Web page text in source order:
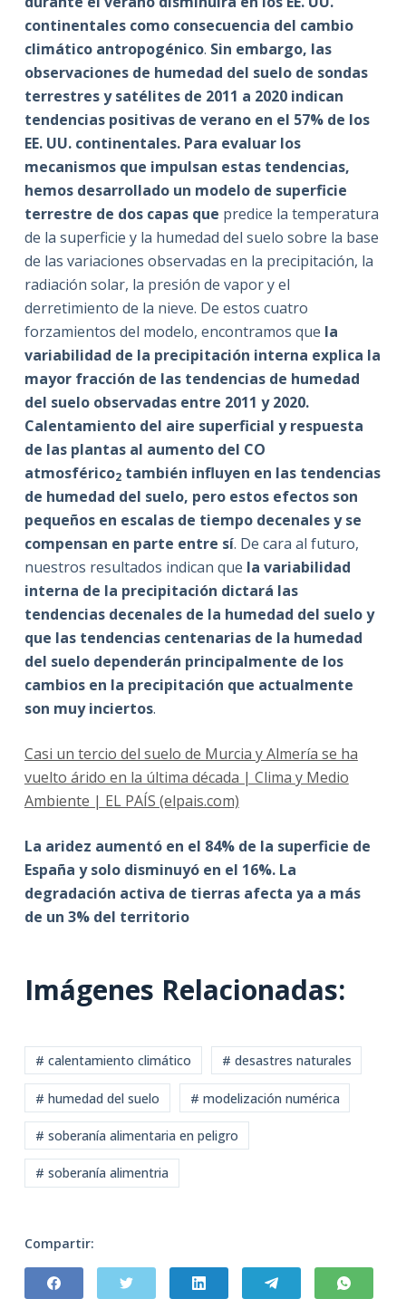
continentales como consecuencia del cambio
climático antropogénico. Sin embargo, las
observaciones de humedad del suelo de sondas
terrestres y satélites de 2011 a 2020 indican
tendencias positivas de verano en el 57% de los
EE. UU. continentales. Para evaluar los
mecanismos que impulsan estas tendencias,
hemos desarrollado un modelo de superficie
terrestre de dos capas que predice la temperatura
de la superficie y la humedad del suelo sobre la base
de las variaciones observadas en la precipitación, la
radiación solar, la presión de vapor y el
derretimiento de la nieve. De estos cuatro
forzamientos del modelo, encontramos que la
variabilidad de la precipitación interna explica la
mayor fracción de las tendencias de humedad
del suelo observadas entre 2011 y 2020.
Calentamiento del aire superficial y respuesta
de las plantas al aumento del CO
atmosférico2también influyen en las tendencias
de humedad del suelo, pero estos efectos son
pequeños en escalas de tiempo decenales y se
compensan en parte entre sí. De cara al futuro,
nuestros resultados indican que la variabilidad
interna de la precipitación dictará las
tendencias decenales de la humedad del suelo y
que las tendencias centenarias de la humedad
del suelo dependerán principalmente de los
cambios en la precipitación que actualmente
son muy inciertos.
Casi un tercio del suelo de Murcia y Almería se ha
vuelto árido en la última década | Clima y Medio
Ambiente | EL PAÍS (elpais.com)
La aridez aumentó en el 84% de la superficie de
España y solo disminuyó en el 16%. La
degradación activa de tierras afecta ya a más
de un 3% del territorio
Imágenes Relacionadas:
# calentamiento climático # desastres naturales
# humedad del suelo # modelización numérica
# soberanía alimentaria en peligro
# soberanía alimentria
Compartir: